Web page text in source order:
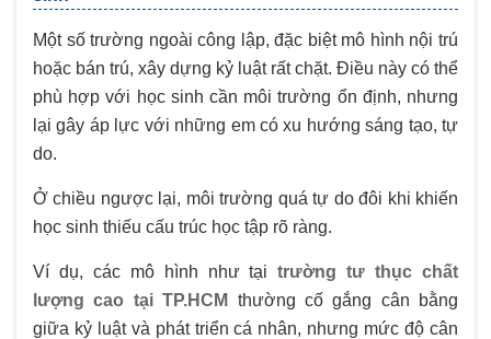
Một số trường ngoài công lập, đặc biệt mô hình nội trú
hoặc bán trú, xây dựng kỷ luật rất chặt. Điều này có thể
phù hợp với học sinh cần môi trường ổn định, nhưng
lại gây áp lực với những em có xu hướng sáng tạo, tự
do.
Ở chiều ngược lại, môi trường quá tự do đôi khi khiến
học sinh thiếu cấu trúc học tập rõ ràng.
Ví dụ, các mô hình như tạitrường tư thục chất
lượng cao tại TP.HCM
thường cố gắng cân bằng
giữa kỷ luật và phát triển cá nhân, nhưng mức độ cân